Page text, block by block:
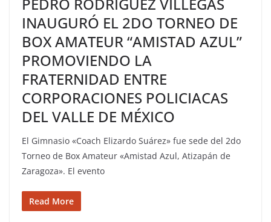
PEDRO RODRÍGUEZ VILLEGAS
INAUGURÓ EL 2DO TORNEO DE
BOX AMATEUR “AMISTAD AZUL”
PROMOVIENDO LA
FRATERNIDAD ENTRE
CORPORACIONES POLICIACAS
DEL VALLE DE MÉXICO
El Gimnasio «Coach Elizardo Suárez» fue sede del 2do
Torneo de Box Amateur «Amistad Azul, Atizapán de
Zaragoza». El evento
Read More